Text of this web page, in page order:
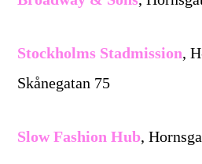
Stockholms Stadmission,
Skånegatan 75
Slow Fashion Hub,